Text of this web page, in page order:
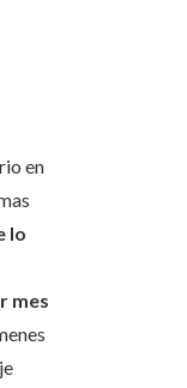
en
lo
mes